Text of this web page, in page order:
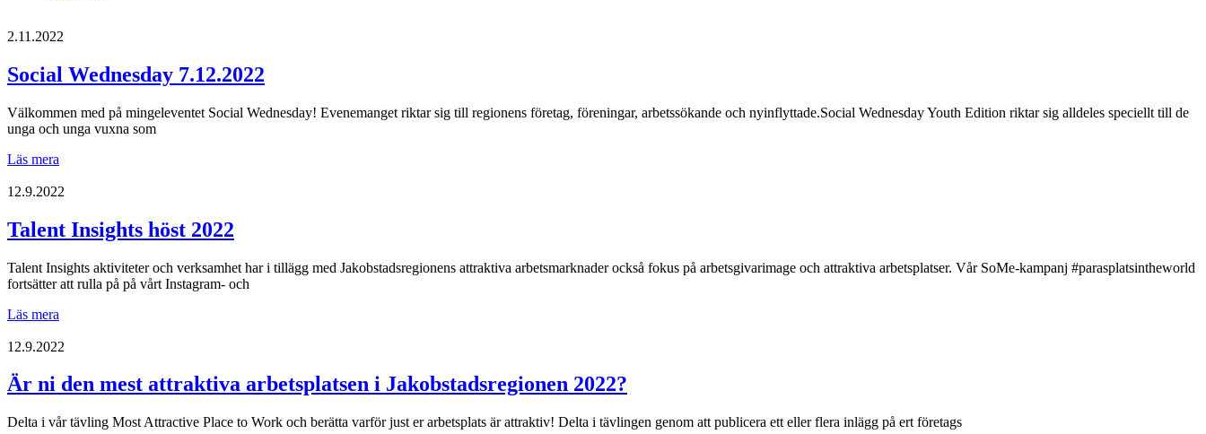
2.11.2022
Social Wednesday 7.12.2022
Välkommen med på mingeleventet Social Wednesday! Evenemanget riktar sig till regionens företag, föreningar, arbetssökande och nyinflyttade.Social Wednesday Youth Edition riktar sig alldeles speciellt till de
unga och unga vuxna som
Läs mera
7.12.2022
12.9.2022
Talent Insights höst 2022
Talent Insights aktiviteter och verksamhet har i tillägg med Jakobstadsregionens attraktiva arbetsmarknader också fokus på arbetsgivarimage och attraktiva arbetsplatser. Vår SoMe-kampanj #parasplatsintheworld
fortsätter att rulla på på vårt Instagram- och
Läs mera
höst
12.9.2022
Är ni den mest attraktiva arbetsplatsen i Jakobstadsregionen 2022?
Delta i vår tävling Most Attractive Place to Work och berätta varför just er arbetsplats är attraktiv! Delta i tävlingen genom att publicera ett eller flera inlägg på ert företags